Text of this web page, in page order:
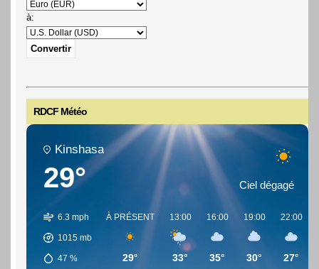
à:
RDCF Météo
Kinshasa
29° Ciel dégagé
6.3 mph
1015 mb
47 %
À PRÉSENT
29°
13:00
33°
16:00
35°
19:00
30°
22:00
27°